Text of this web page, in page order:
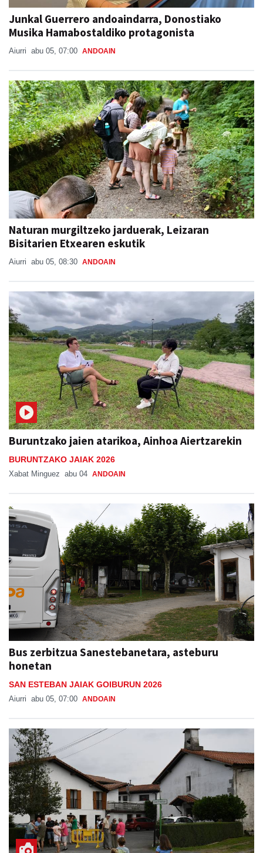
Junkal Guerrero andoaindarra, Donostiako
Musika Hamabostaldiko protagonista
Aiurri abu 05, 07:00 ANDOAIN
Naturan murgiltzeko jarduerak, Leizaran
Bisitarien Etxearen eskutik
Aiurri abu 05, 08:30 ANDOAIN
Buruntzako jaien atarikoa, Ainhoa Aiertzarekin
BURUNTZAKO JAIAK 2026
Xabat Minguez abu 04 ANDOAIN
Bus zerbitzua Sanestebanetara, asteburu
honetan
SAN ESTEBAN JAIAK GOIBURUN 2026
Aiurri abu 05, 07:00 ANDOAIN